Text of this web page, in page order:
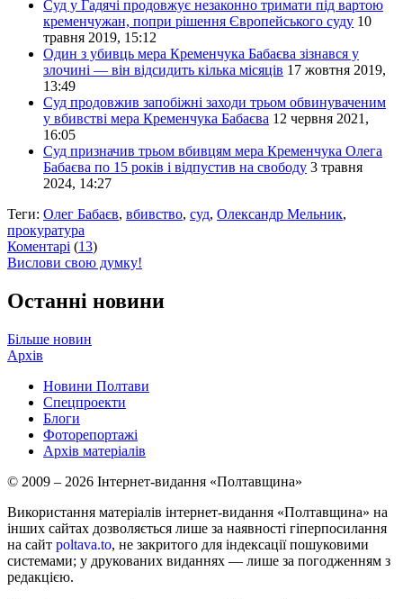
Суд у Гадячі продовжує незаконно тримати під вартою
кременчужан, попри рішення Європейського суду 10
травня 2019, 15:12
Один з убивць мера Кременчука Бабаєва зізнався у
злочині — він відсидить кілька місяців 17 жовтня 2019,
13:49
Суд продовжив запобіжні заходи трьом обвинуваченим
у вбивстві мера Кременчука Бабаєва 12 червня 2021,
16:05
Суд призначив трьом вбивцям мера Кременчука Олега
Бабаєва по 15 років і відпустив на свободу 3 травня
2024, 14:27
Теги: Олег Бабаєв, вбивство, суд, Олександр Мельник,
прокуратура
Коментарі (13)
Вислови свою думку!
Останні новини
Більше новин
Архів
Новини Полтави
Спецпроекти
Блоги
Фоторепортажі
Архів матеріалів
© 2009 – 2026 Інтернет-видання «Полтавщина»
Використання матеріалів інтернет-видання «Полтавщина» на
інших сайтах дозволяється лише за наявності гіперпосилання
на сайт poltava.to, не закритого для індексації пошуковими
системами; у друкованих виданнях — лише за погодженням з
редакцією.